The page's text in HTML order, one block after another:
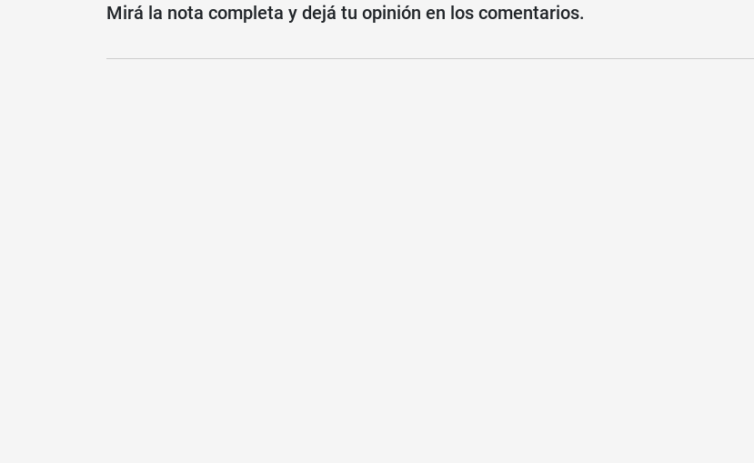
Mirá la nota completa y dejá tu opinión en los comentarios.